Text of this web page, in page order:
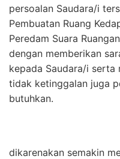
persoalan Saudara/i
Pembuatan Ruang
Peredam Suara
dengan memberikan
kepada Saudara/i serta
tidak ketinggalan juga
butuhkan.
dikarenakan semakin